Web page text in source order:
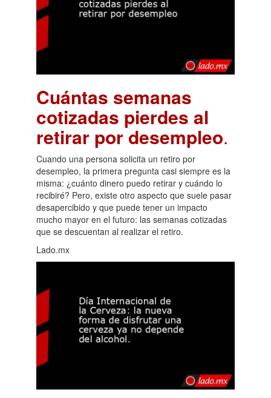
Cuántas semanas
cotizadas pierdes al
retirar por desempleo.
Cuando una persona solicita un retiro por
desempleo, la primera pregunta casi siempre es la
misma: ¿cuánto dinero puedo retirar y cuándo lo
recibiré? Pero, existe otro aspecto que suele pasar
desapercibido y que puede tener un impacto
mucho mayor en el futuro: las semanas cotizadas
que se descuentan al realizar el retiro.
Lado.mx